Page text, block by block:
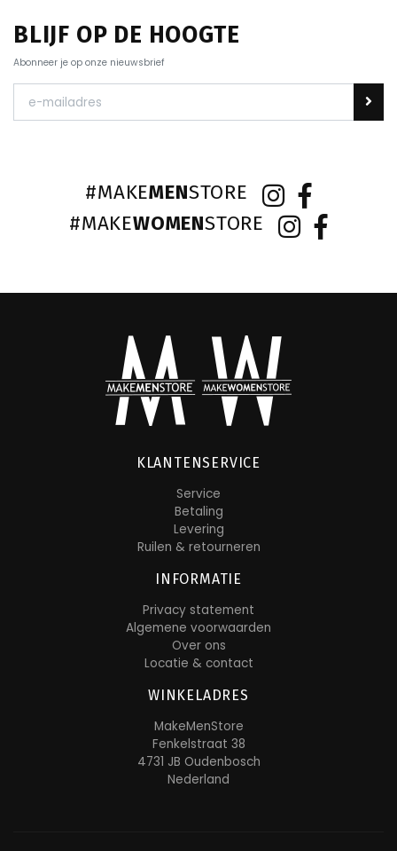
BLIJF OP DE HOOGTE
Abonneer je op onze nieuwsbrief
#MAKEMENSTORE
#MAKEWOMENSTORE
KLANTENSERVICE
Service
Betaling
Levering
Ruilen & retourneren
INFORMATIE
Privacy statement
Algemene voorwaarden
Over ons
Locatie & contact
WINKELADRES
MakeMenStore
Fenkelstraat 38
4731 JB Oudenbosch
Nederland